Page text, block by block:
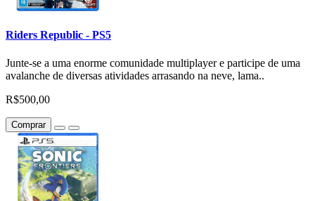
Riders Republic - PS5
Junte-se a uma enorme comunidade multiplayer e participe de uma
avalanche de diversas atividades arrasando na neve, lama..
R$500,00
Comprar